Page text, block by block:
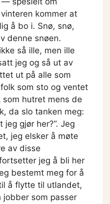
kommer at
å bo i. Snø, snø,
denne snøen.
så ille, men ille
jeg og så ut av
ut på alle som
som sto og ventet
hutret mens de
da slo tanken meg:
jeg gjør her?”. Jeg
jeg elsker å møte
av disse
jeg å bli her
bestemt meg for å
å flytte til utlandet,
jobber som passer